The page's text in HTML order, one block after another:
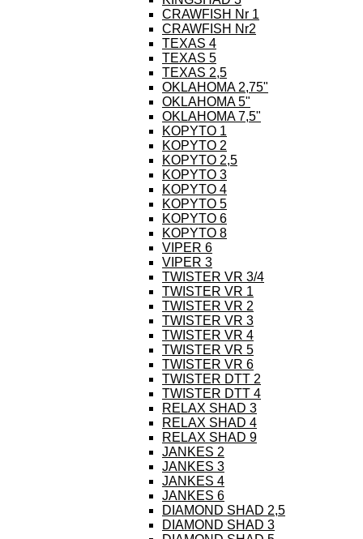
CRAWFISH Nr 1
CRAWFISH Nr2
TEXAS 4
TEXAS 5
TEXAS 2,5
OKLAHOMA 2,75"
OKLAHOMA 5"
OKLAHOMA 7,5"
KOPYTO 1
KOPYTO 2
KOPYTO 2,5
KOPYTO 3
KOPYTO 4
KOPYTO 5
KOPYTO 6
KOPYTO 8
VIPER 6
VIPER 3
TWISTER VR 3/4
TWISTER VR 1
TWISTER VR 2
TWISTER VR 3
TWISTER VR 4
TWISTER VR 5
TWISTER VR 6
TWISTER DTT 2
TWISTER DTT 4
RELAX SHAD 3
RELAX SHAD 4
RELAX SHAD 9
JANKES 2
JANKES 3
JANKES 4
JANKES 6
DIAMOND SHAD 2,5
DIAMOND SHAD 3